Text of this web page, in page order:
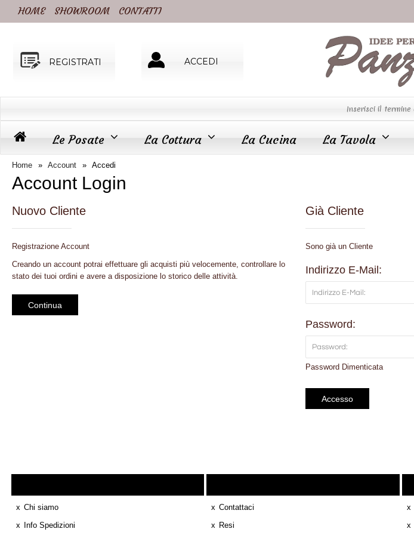
HOME SHOWROOM CONTATTI
REGISTRATI ACCEDI
Le Posate La Cottura La Cucina La Tavola
Home Account Accedi
Account Login
Nuovo Cliente
Registrazione Account
Creando un account potrai effettuare gli acquisti più velocemente, controllare lo
stato dei tuoi ordini e avere a disposizione lo storico delle attività.
Continua
Già Cliente
Sono già un Cliente
Indirizzo E-Mail:
Password:
Password Dimenticata
Chi siamo
Info Spedizioni
Contattaci
Resi